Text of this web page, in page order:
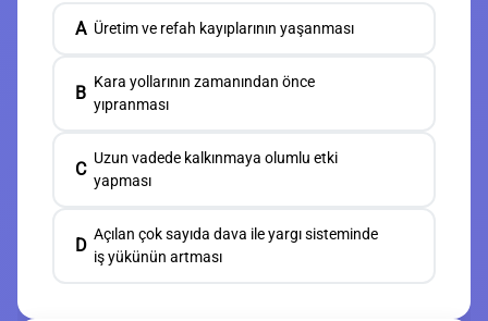
A Üretim ve refah kayıplarının yaşanması
B
Kara yollarının zamanından önce
yıpranması
C
Uzun vadede kalkınmaya olumlu etki
yapması
D
Açılan çok sayıda dava ile yargı sisteminde
iş yükünün artması